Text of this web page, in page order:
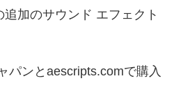
加のサウンド エフェクト
パンとaescripts.comで購入